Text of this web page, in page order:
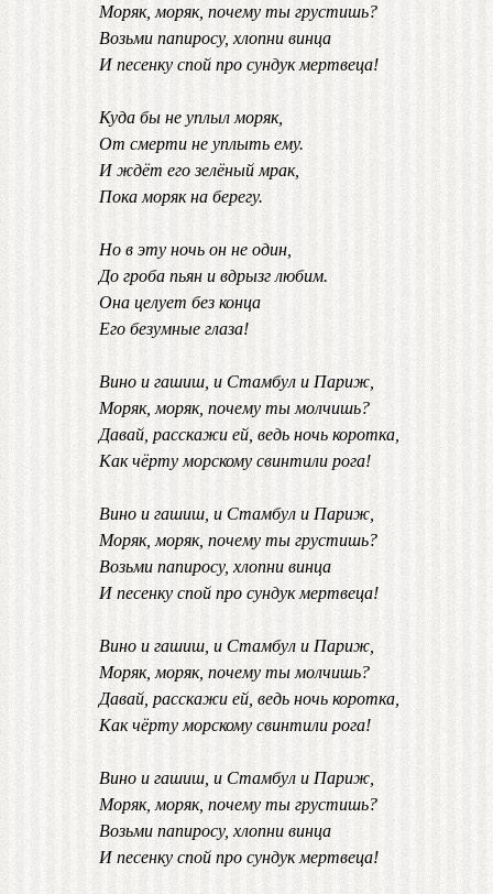
Моряк, моряк, почему ты грустишь?
Возьми папиросу, хлопни винца
И песенку спой про сундук мертвеца!
Куда бы не уплыл моряк,
От смерти не уплыть ему.
И ждёт его зелёный мрак,
Пока моряк на берегу.
Но в эту ночь он не один,
До гроба пьян и вдрызг любим.
Она целует без конца
Его безумные глаза!
Вино и гашиш, и Стамбул и Париж,
Моряк, моряк, почему ты молчишь?
Давай, расскажи ей, ведь ночь коротка,
Как чёрту морскому свинтили рога!
Вино и гашиш, и Стамбул и Париж,
Моряк, моряк, почему ты грустишь?
Возьми папиросу, хлопни винца
И песенку спой про сундук мертвеца!
Вино и гашиш, и Стамбул и Париж,
Моряк, моряк, почему ты молчишь?
Давай, расскажи ей, ведь ночь коротка,
Как чёрту морскому свинтили рога!
Вино и гашиш, и Стамбул и Париж,
Моряк, моряк, почему ты грустишь?
Возьми папиросу, хлопни винца
И песенку спой про сундук мертвеца!